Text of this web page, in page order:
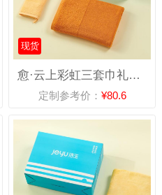
现货
愈·云上彩虹三套巾礼盒-B款（橙调）DSJ-2302
定制参考价： ¥80.6